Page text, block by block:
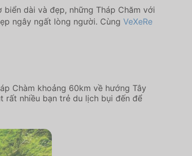
dài và đẹp, những Tháp Chăm với
ngây ngất lòng người. Cùng VeXeRe
Chàm khoảng 60km về hướng Tây
rất nhiều bạn trẻ du lịch bụi đến để